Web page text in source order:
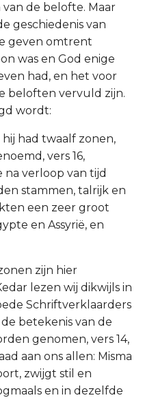
de belofte. Maar
geschiedenis van
geven omtrent
was en God enige
had, en het voor
beloften vervuld zijn.
wordt:
had twaalf zonen,
vers 16,
na verloop van tijd
stammen, talrijk en
een zeer groot
en Assyrië, en
zijn hier
lezen wij dikwijls in
Schriftverklaarders
betekenis van de
genomen, vers 14,
aan ons allen: Misma
zwijgt stil en
en in dezelfde